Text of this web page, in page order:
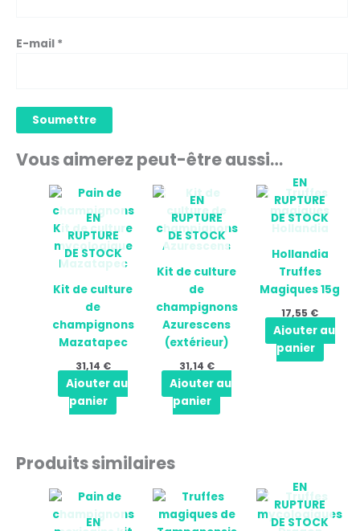
E-mail *
Vous aimerez peut-être aussi…
EN
RUPTURE
DE STOCK
Kit de culture
de
champignons
Mazatapec
31,14 €
Ajouter au
panier
EN
RUPTURE
DE STOCK
Kit de culture
de
champignons
Azurescens
(extérieur)
31,14 €
Ajouter au
panier
EN
RUPTURE
DE STOCK
Hollandia
Truffes
Magiques 15g
17,55 €
Ajouter au
panier
Produits similaires
EN
EN
RUPTURE
DE STOCK